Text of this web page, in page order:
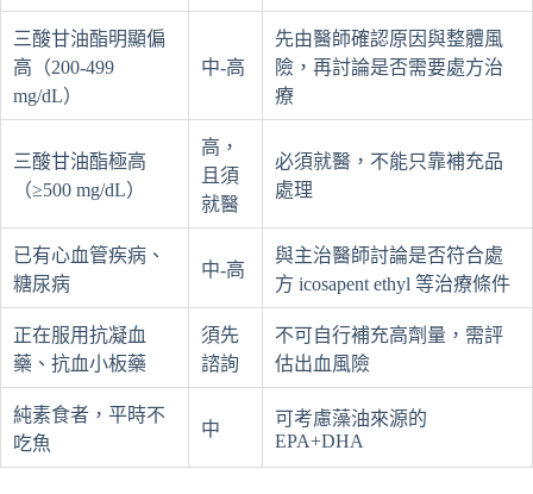
三酸甘油酯明顯偏
高（200-499
mg/dL）
中-高
先由醫師確認原因與整體風
險，再討論是否需要處方治
療
三酸甘油酯極高
（≥500 mg/dL）
高，
且須
就醫
必須就醫，不能只靠補充品
處理
已有心血管疾病、
糖尿病
中-高
與主治醫師討論是否符合處
方 icosapent ethyl 等治療條件
正在服用抗凝血
藥、抗血小板藥
須先
諮詢
不可自行補充高劑量，需評
估出血風險
純素食者，平時不
吃魚
中
可考慮藻油來源的
EPA+DHA